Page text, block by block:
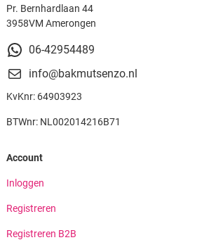
Pr. Bernhardlaan 44
3958VM Amerongen
06-42954489
info@bakmutsenzo.nl
KvKnr: 64903923
BTWnr: NL002014216B71
Account
Inloggen
Registreren
Registreren B2B